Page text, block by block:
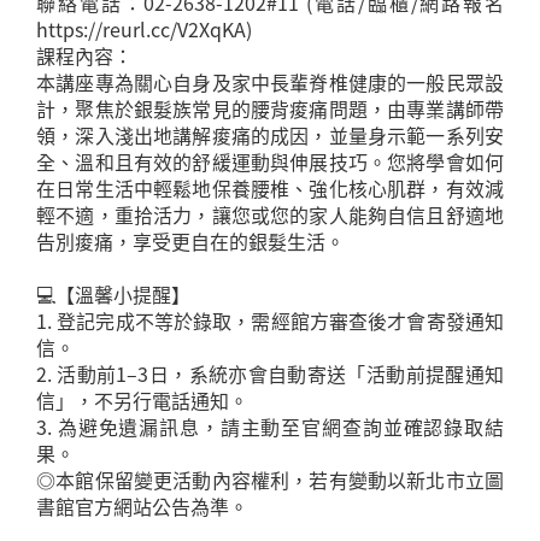
https://reurl.cc/V2XqKA)
課程內容：
本講座專為關心自身及家中長輩脊椎健康的一般民眾設
計，聚焦於銀髮族常見的腰背痠痛問題，由專業講師帶
領，深入淺出地講解痠痛的成因，並量身示範一系列安
全、溫和且有效的舒緩運動與伸展技巧。您將學會如何
在日常生活中輕鬆地保養腰椎、強化核心肌群，有效減
輕不適，重拾活力，讓您或您的家人能夠自信且舒適地
告別痠痛，享受更自在的銀髮生活。
💻【溫馨小提醒】
1. 登記完成不等於錄取，需經館方審查後才會寄發通知
信。
2. 活動前1–3日，系統亦會自動寄送「活動前提醒通知
信」，不另行電話通知。
3. 為避免遺漏訊息，請主動至官網查詢並確認錄取結
果。
◎本館保留變更活動內容權利，若有變動以新北市立圖
書館官方網站公告為準。